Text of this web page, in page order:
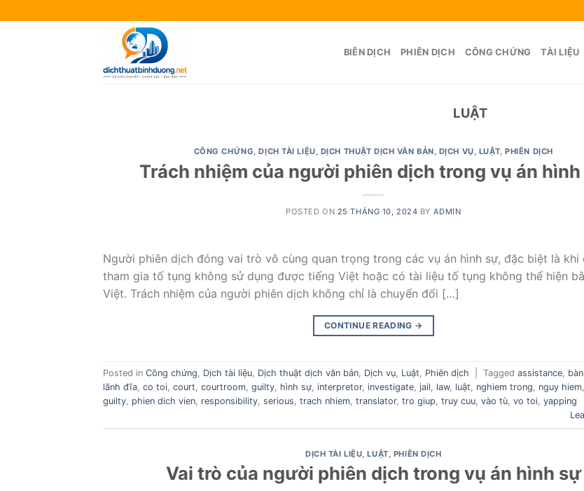
to
BIÊN DỊCH PHIÊN DỊCH CÔNG CHỨNG TÀI LIỆU
LUẬT
CÔNG CHỨNG,DỊCH TÀI LIỆU, DỊCH THUẬT DỊCH VĂN BẢN, DỊCH VỤ, LUẬT,PHIÊN DỊCH
Trách nhiệm của người phiên dịch trong vụ án
POSTED ON 25 THÁNG 10, 2024 BY ADMIN
Người phiên dịch đóng vai trò vô cùng quan trọng trong các vụ án hình sự, đặc biệt là khi
tham gia tố tụng không sử dụng được tiếng Việt hoặc có tài liệu tố tụng không thể hiện
Việt. Trách nhiệm của người phiên dịch không chỉ là chuyển đổi […]
CONTINUE READING →
Posted in Công chứng, Dịch tài liệu, Dịch thuật dịch văn bản, Dịch vụ, Luật, Phiên dịch Tagged assistance,
lãnh đĩa, co toi, court, courtroom, guilty, hình sự, interpretor, investigate, jail, law, luật, nghiem trong, nguy hiem,
guilty, phien dich vien, responsibility, serious, trach nhiem, translator, tro giup, truy cuu, vào tù, vo toi, yapping
DỊCH TÀI LIỆU,LUẬT, PHIÊN DỊCH
Vai trò của người phiên dịch trong vụ án hình sự